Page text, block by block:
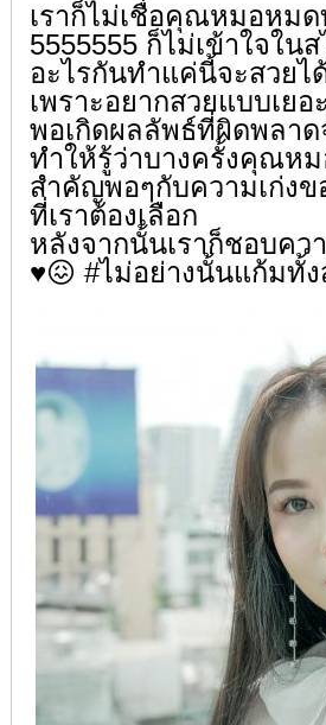
เราก็ไม่เชื่อคุณหมอหม
5555555 ก็ไม่เข้าใจใน
อะไรกันทำแค่นี้จะสวยไ
เพราะอยากสวยแบบเยอ
พอเกิดผลลัพธ์ที่ผิดพลาด
ทำให้รู้ว่าบางครั้งคุณห
สำคัญพอๆกับความเก่งข
ที่เราต้องเลือก
หลังจากนั้นเราก็ชอบค
♥️😖 #ไม่อย่างนั้นแก้มทั้